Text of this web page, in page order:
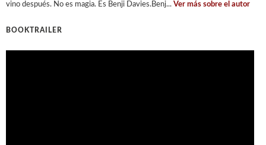
vino después. No es magia. Es Benji Davies.Benj... Ver más sobre el autor
BOOKTRAILER